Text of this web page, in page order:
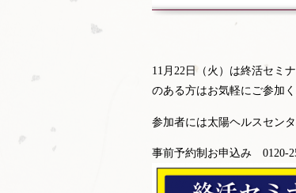
11月22日（火）は終活セミ
のある方はお気軽にご参加く
参加者には太陽ヘルスセン
事前予約制お申込み 0120-